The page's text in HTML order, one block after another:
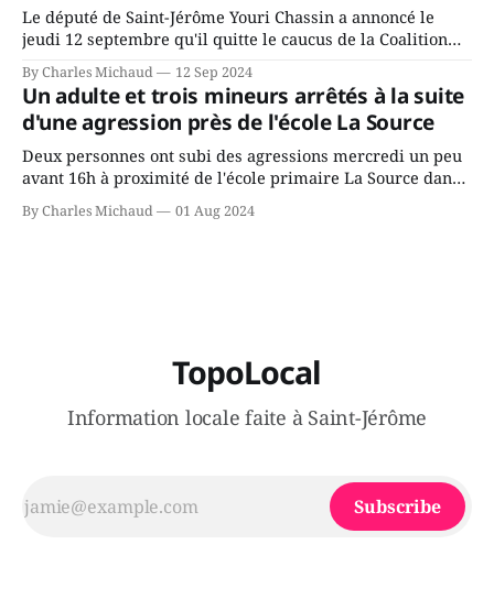
Le député de Saint-Jérôme Youri Chassin a annoncé le
jeudi 12 septembre qu'il quitte le caucus de la Coalition
gouvernement de la CAQ, surtout de son incapacité, qu'il
juge chronique, à offrir des
By Charles Michaud 12 Sep 2024
Un adulte et trois mineurs arrêtés à la suite
d'une agression près de l'école La Source
Deux personnes ont subi des agressions mercredi un peu
avant 16h à proximité de l'école primaire La Source dans
victimes aurait été écrasée sous un véhicule et aspergée
By Charles Michaud 01 Aug 2024
TopoLocal
Information locale faite à Saint-Jérôme
Subscribe